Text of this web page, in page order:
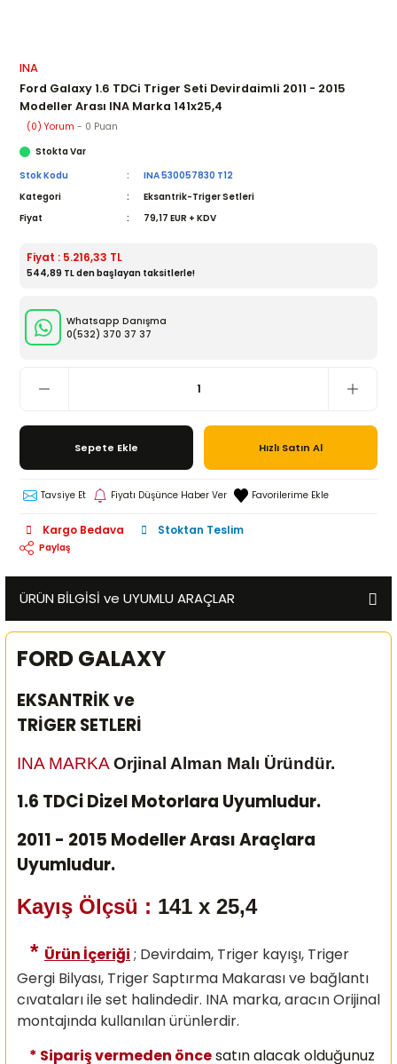
INA
Ford Galaxy 1.6 TDCi Triger Seti Devirdaimli 2011 - 2015
Modeller Arası INA Marka 141x25,4
(0) Yorum - 0 Puan
Stokta Var
Stok Kodu
INA 530057830 T12
Kategori
Eksantrik-Triger Setleri
Fiyat
79,17 EUR + KDV
Fiyat : 5.216,33 TL
544,89 TL den başlayan taksitlerle!
Whatsapp Danışma
0(532) 370 37 37
Sepete Ekle Hızlı Satın Al
Tavsiye Et Fiyatı Düşünce Haber Ver
Kargo Bedava Stoktan Teslim
Paylaş
ÜRÜN BİLGİSİ ve UYUMLU ARAÇLAR
FORD GALAXY
EKSANTRİK ve
TRİGER SETLERİ
INA MARKA Orjinal Alman Malı Üründür.
1.6 TDCi Dizel Motorlara Uyumludur.
2011 - 2015 Modeller Arası Araçlara
Uyumludur.
Kayış Ölçsü : 141 x 25,4
* Ürün İçeriği ; Devirdaim, Triger kayışı, Triger
Gergi Bilyası, Triger Saptırma Makarası ve bağlantı
cıvataları ile set halindedir. INA marka, aracın Orijinal
montajında kullanılan ürünlerdir.
* Sipariş vermeden öncesatın alacak olduğunuz